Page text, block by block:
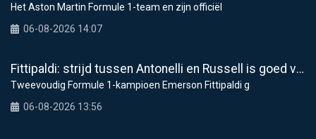
Het Aston Martin Formule 1-team en zijn officiël
06-08-2026 14:07
Fittipaldi: strijd tussen Antonelli en Russell is goed voor F1
Tweevoudig Formule 1-kampioen Emerson Fittipaldi g
06-08-2026 13:56